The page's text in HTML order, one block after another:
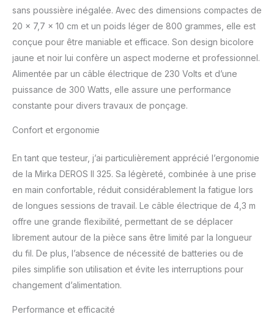
facilitent le réglage de la
(tr/min) Points forts
techniques DEROS II 325 :
Plateau de ponçage Ø
77 mm, orbite de 2,5
mm, faibles vibrations et
faible niveau sonore,
moteur électrique
hauteur), nouvelle
technologie de moteur
sans balai, régulateur de
indication LED sur le
sélecteur de vitesse
tr/min, capteur de
vibration intégré et
connexion Bluetooth à
l'application myMirka
sans poussière inégalée. Avec des dimensions compactes de
20 x 7,7 x 10 cm et un poids léger de 800 grammes, elle est
conçue pour être maniable et efficace. Son design bicolore
jaune et noir lui confère un aspect moderne et professionnel.
Alimentée par un câble électrique de 230 Volts et d’une
puissance de 300 Watts, elle assure une performance
constante pour divers travaux de ponçage.
Confort et ergonomie
En tant que testeur, j’ai particulièrement apprécié l’ergonomie
de la Mirka DEROS II 325. Sa légèreté, combinée à une prise
en main confortable, réduit considérablement la fatigue lors
de longues sessions de travail. Le câble électrique de 4,3 m
offre une grande flexibilité, permettant de se déplacer
librement autour de la pièce sans être limité par la longueur
du fil. De plus, l’absence de nécessité de batteries ou de
piles simplifie son utilisation et évite les interruptions pour
changement d’alimentation.
Performance et efficacité